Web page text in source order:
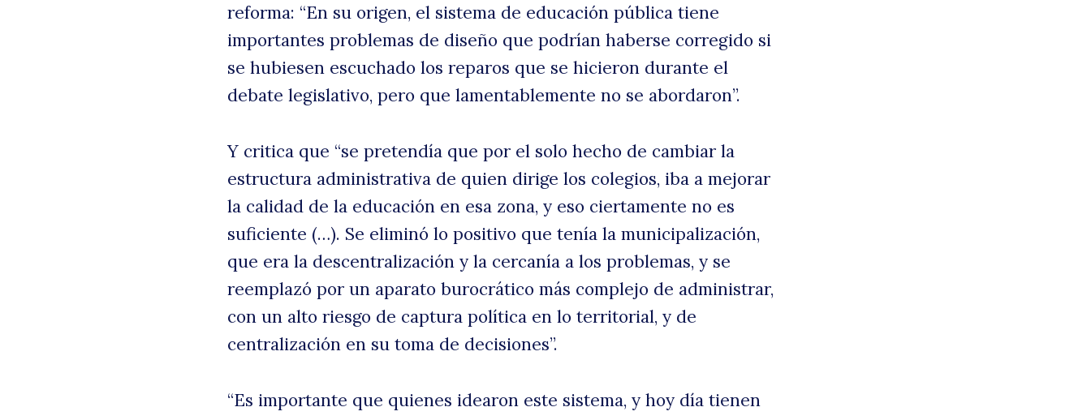
reforma: “En su origen, el sistema de educación pública tiene
importantes problemas de diseño que podrían haberse corregido si
se hubiesen escuchado los reparos que se hicieron durante el
debate legislativo, pero que lamentablemente no se abordaron”.
Y critica que “se pretendía que por el solo hecho de cambiar la
estructura administrativa de quien dirige los colegios, iba a mejorar
la calidad de la educación en esa zona, y eso ciertamente no es
suficiente (…). Se eliminó lo positivo que tenía la municipalización,
que era la descentralización y la cercanía a los problemas, y se
reemplazó por un aparato burocrático más complejo de administrar,
con un alto riesgo de captura política en lo territorial, y de
centralización en su toma de decisiones”.
“Es importante que quienes idearon este sistema, y hoy día tienen